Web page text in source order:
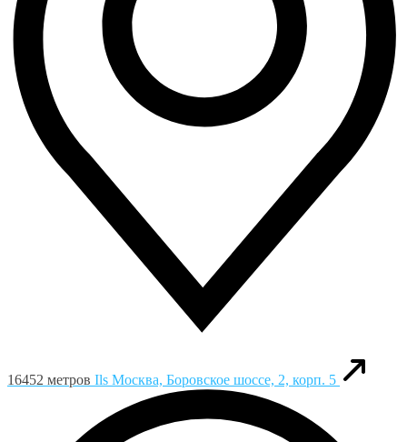
16452 метров Ils Москва, Боровское шоссе, 2, корп. 5